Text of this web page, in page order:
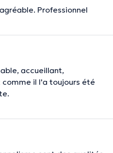
Professionnel
accueillant,
il l'a toujours été